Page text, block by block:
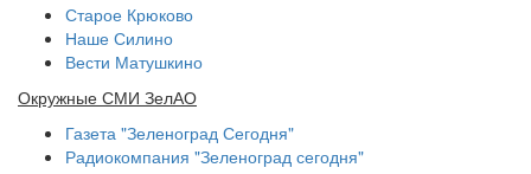
Старое Крюково
Наше Силино
Вести Матушкино
Окружные СМИ ЗелАО
Газета "Зеленоград Сегодня"
Радиокомпания "Зеленоград сегодня"